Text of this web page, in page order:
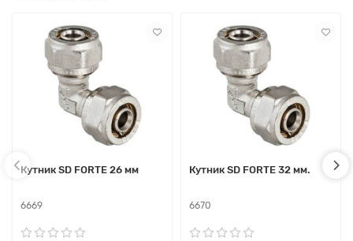
Кутник SD FORTE 26 мм
6669
Кутник SD FORTE 32 мм.
6670